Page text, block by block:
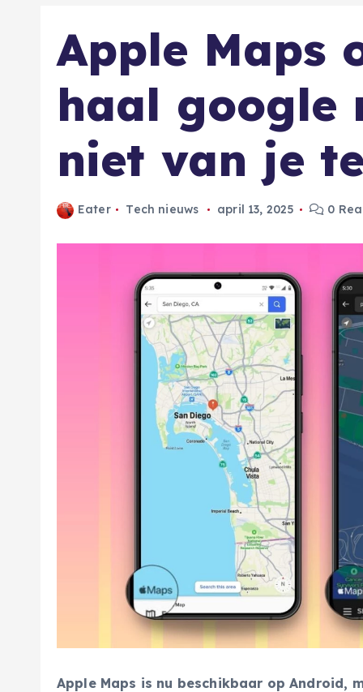
Apple Maps
haal google
niet van je
Eater Tech nieuws april 13, 2025 0
Apple Maps is nu beschikbaar op Android,